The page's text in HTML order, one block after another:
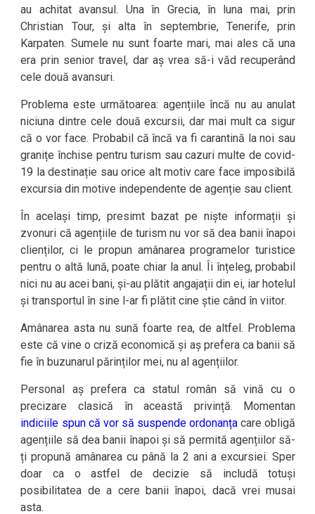
au achitat avansul. Una în Grecia, în luna mai, prin
Christian Tour, și alta în septembrie, Tenerife, prin
Karpaten. Sumele nu sunt foarte mari, mai ales că una
era prin senior travel, dar aș vrea să-i văd recuperând
cele două avansuri.
Problema este următoarea: agențiile încă nu au anulat
niciuna dintre cele două excursii, dar mai mult ca sigur
că o vor face. Probabil că încă va fi carantină la noi sau
granițe închise pentru turism sau cazuri multe de covid-
19 la destinație sau orice alt motiv care face imposibilă
excursia din motive independente de agenție sau client.
În același timp, presimt bazat pe niște informații și
zvonuri că agențiile de turism nu vor să dea banii înapoi
clienților, ci le propun amânarea programelor turistice
pentru o altă lună, poate chiar la anul. Îi înțeleg, probabil
nici nu au acei bani, și-au plătit angajații din ei, iar hotelul
și transportul în sine l-ar fi plătit cine știe când în viitor.
Amânarea asta nu sună foarte rea, de altfel. Problema
este că vine o criză economică și aș prefera ca banii să
fie în buzunarul părinților mei, nu al agențiilor.
Personal aș prefera ca statul român să vină cu o
precizare clasică în această privință. Momentan
indiciile spun că vor să suspende ordonanța care obligă
agențiile să dea banii înapoi și să permită agențiilor să-
ți propună amânarea cu până la 2 ani a excursiei. Sper
doar ca o astfel de decizie să includă totuși
posibilitatea de a cere banii înapoi, dacă vrei musai
asta.